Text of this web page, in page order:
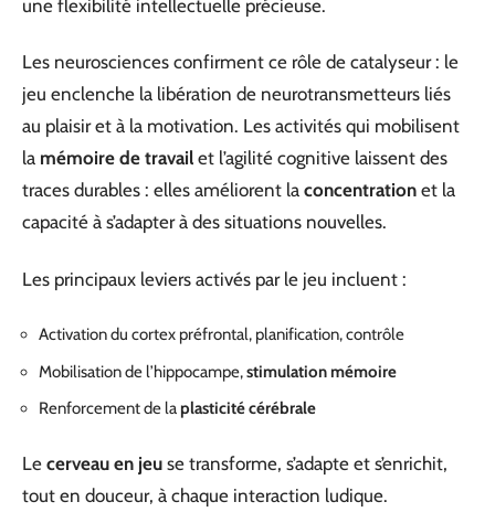
une flexibilité intellectuelle précieuse.
Les neurosciences confirment ce rôle de catalyseur : le
jeu enclenche la libération de neurotransmetteurs liés
au plaisir et à la motivation. Les activités qui mobilisent
la mémoire de travail et l’agilité cognitive laissent des
traces durables : elles améliorent la concentration et la
capacité à s’adapter à des situations nouvelles.
Les principaux leviers activés par le jeu incluent :
Activation du cortex préfrontal, planification, contrôle
Mobilisation de l’hippocampe,stimulation mémoire
Renforcement de laplasticité cérébrale
Le cerveau en jeu se transforme, s’adapte et s’enrichit,
tout en douceur, à chaque interaction ludique.